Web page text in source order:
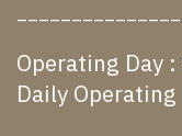
Operating Day :
Daily